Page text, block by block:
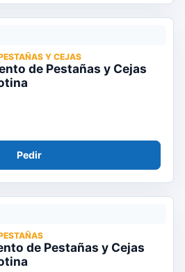
Y CEJAS
de Pestañas y Cejas
Pedir
de Pestañas y Cejas